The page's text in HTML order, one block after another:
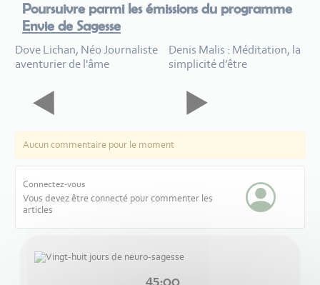
Poursuivre parmi les émissions du programme
Envie de Sagesse
Dove Lichan, Néo Journaliste
aventurier de l'âme
Denis Malis : Méditation, la
simplicité d’être
Aucun commentaire pour le moment
Connectez-vous
Vous devez être connecté pour commenter les
articles
45:00